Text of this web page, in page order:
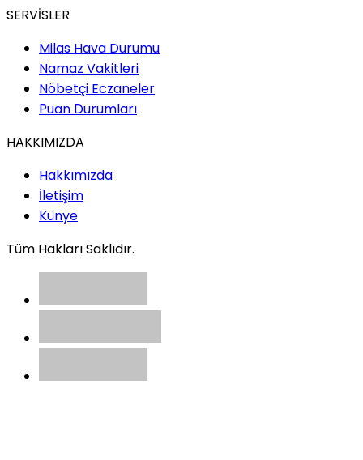
SERVİSLER
Milas Hava Durumu
Namaz Vakitleri
Nöbetçi Eczaneler
Puan Durumları
HAKKIMIZDA
Hakkımızda
İletişim
Künye
Tüm Hakları Saklıdır.